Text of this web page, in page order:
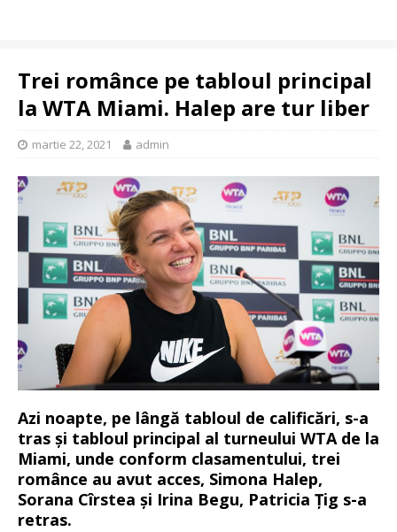
Trei românce pe tabloul principal
la WTA Miami. Halep are tur liber
martie 22, 2021 admin
Azi noapte, pe lângă tabloul de calificări, s-a
tras și tabloul principal al turneului WTA de la
Miami, unde conform clasamentului, trei
românce au avut acces, Simona Halep,
Sorana Cîrstea și Irina Begu, Patricia Țig s-a
retras.